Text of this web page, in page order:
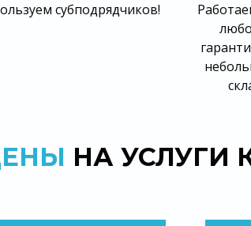
субподрядчиков!
НА УСЛУГИ